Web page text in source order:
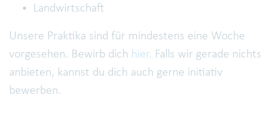
Landwirtschaft
Unsere Praktika sind für mindestens eine Woche
vorgesehen. Bewirb dich hier. Falls wir gerade nichts
anbieten, kannst du dich auch gerne initiativ
bewerben.